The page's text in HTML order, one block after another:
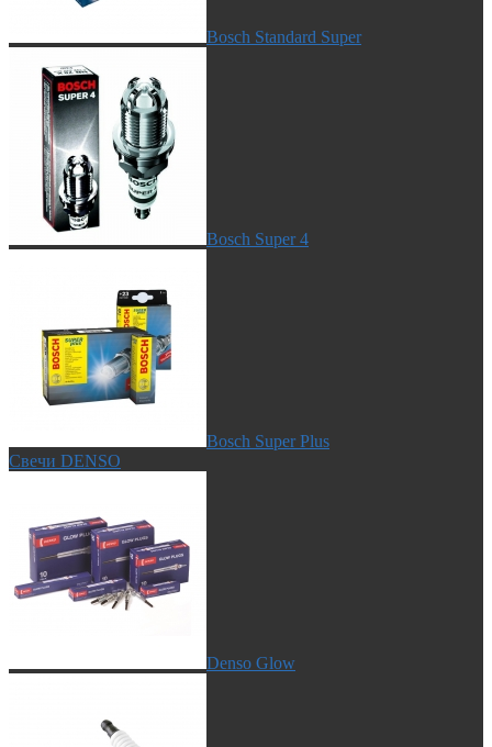
Bosch Standard Super
Bosch Super 4
Bosch Super Plus
Свечи DENSO
Denso Glow